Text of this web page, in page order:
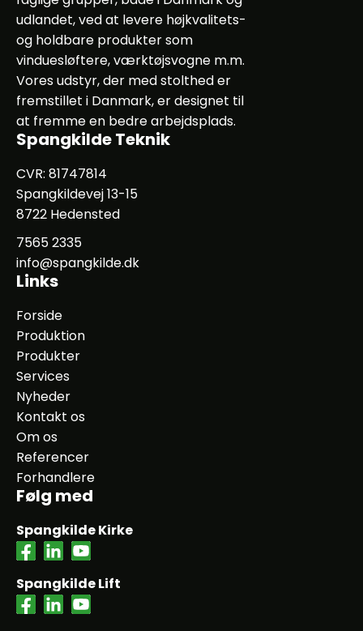
udlandet, ved at levere højkvalitets-
og holdbare produkter som
vinduesløftere, værktøjsvogne m.m.
Vores udstyr, der med stolthed er
fremstillet i Danmark, er designet til
at fremme en bedre arbejdsplads.
Spangkilde Teknik
CVR: 81747814
Spangkildevej 13-15
8722 Hedensted
7565 2335
info@spangkilde.dk
Links
Forside
Produktion
Produkter
Services
Nyheder
Kontakt os
Om os
Referencer
Forhandlere
Følg med
Spangkilde Kirke
Spangkilde Lift